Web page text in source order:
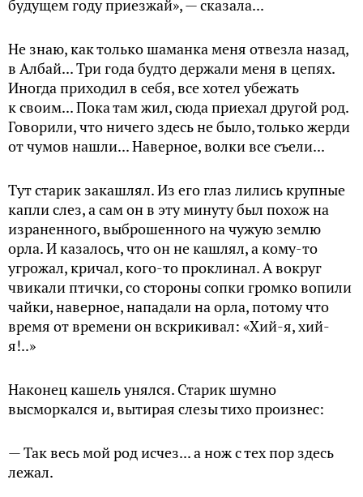
будущем году приезжай», — сказала...
Не знаю, как только шаманка меня отвезла назад,
в Албай... Три года будто держали меня в цепях.
Иногда приходил в себя, все хотел убежать
к своим... Пока там жил, сюда приехал другой род.
Говорили, что ничего здесь не было, только жерди
от чумов нашли... Наверное, волки все съели...
Тут старик закашлял. Из его глаз лились крупные
капли слез, а сам он в эту минуту был похож на
израненного, выброшенного на чужую землю
орла. И казалось, что он не кашлял, а кому-то
угрожал, кричал, кого-то проклинал. А вокруг
чвикали птички, со стороны сопки громко вопили
чайки, наверное, нападали на орла, потому что
время от времени он вскрикивал: «Хий-я, хий-
я!..»
Наконец кашель унялся. Старик шумно
высморкался и, вытирая слезы тихо произнес:
— Так весь мой род исчез... а нож с тех пор здесь
лежал.